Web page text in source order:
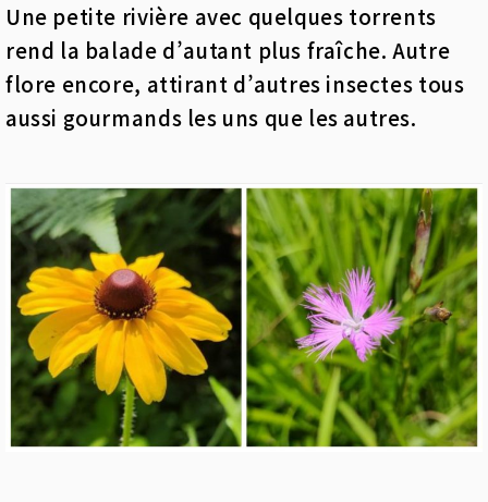
Une petite rivière avec quelques torrents
rend la balade d’autant plus fraîche. Autre
flore encore, attirant d’autres insectes tous
aussi gourmands les uns que les autres.